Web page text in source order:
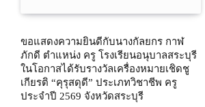
ขอแสดงความยินดีกับนางกัลยกร กาฬ
ภักดี ตำแหน่ง ครู โรงเรียนอนุบาลสระบุรี
ในโอกาสได้รับรางวัลเครื่องหมายเชิดชู
เกียรติ “คุรุสดุดี” ประเภทวิชาชีพ ครู
ประจำปี 2569 จังหวัดสระบุรี